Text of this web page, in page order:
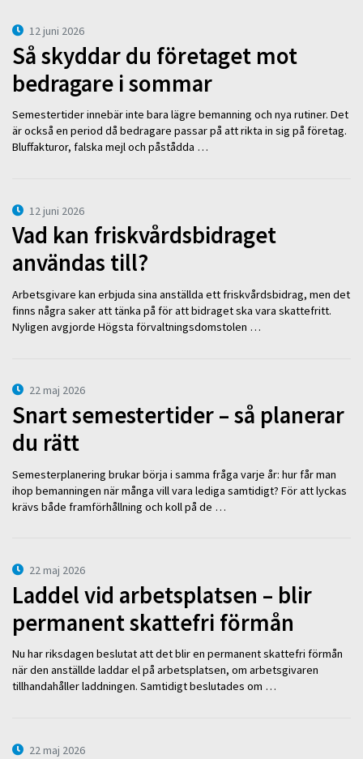
12 juni 2026
Så skyddar du företaget mot
bedragare i sommar
Semestertider innebär inte bara lägre bemanning och nya rutiner. Det
är också en period då bedragare passar på att rikta in sig på företag.
Bluffakturor, falska mejl och påstådda …
12 juni 2026
Vad kan friskvårdsbidraget
användas till?
Arbetsgivare kan erbjuda sina anställda ett friskvårdsbidrag, men det
finns några saker att tänka på för att bidraget ska vara skattefritt.
Nyligen avgjorde Högsta förvaltningsdomstolen …
22 maj 2026
Snart semestertider – så planerar
du rätt
Semesterplanering brukar börja i samma fråga varje år: hur får man
ihop bemanningen när många vill vara lediga samtidigt? För att lyckas
krävs både framförhållning och koll på de …
22 maj 2026
Laddel vid arbetsplatsen – blir
permanent skattefri förmån
Nu har riksdagen beslutat att det blir en permanent skattefri förmån
när den anställde laddar el på arbetsplatsen, om arbetsgivaren
tillhandahåller laddningen. Samtidigt beslutades om …
22 maj 2026